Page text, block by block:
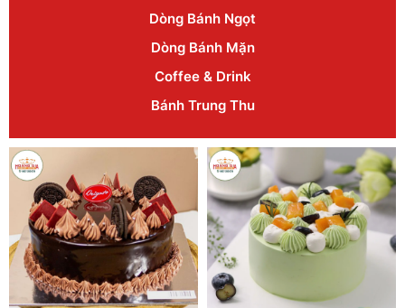
Dòng Bánh Ngọt
Dòng Bánh Mặn
Coffee & Drink
Bánh Trung Thu